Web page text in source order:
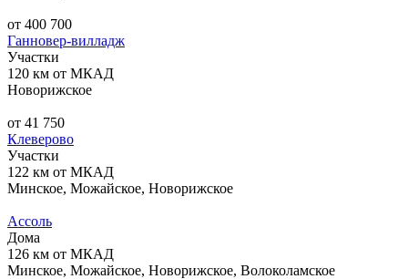
от 400 700
Ганновер-вилладж
Участки
120 км от МКАД
Новорижское
от 41 750
Клеверово
Участки
122 км от МКАД
Минское, Можайское, Новорижское
Ассоль
Дома
126 км от МКАД
Минское, Можайское, Новорижское, Волоколамское